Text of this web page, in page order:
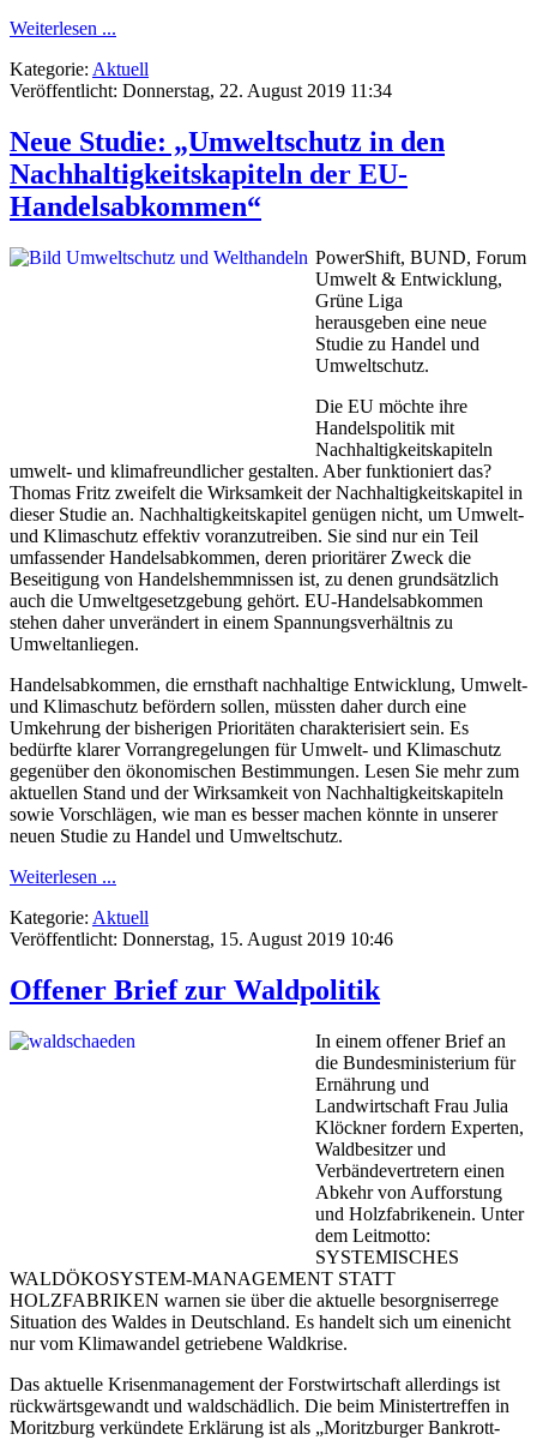
Weiterlesen ...
Kategorie: Aktuell
Veröffentlicht: Donnerstag, 22. August 2019 11:34
Neue Studie: „Umweltschutz in den
Nachhaltigkeitskapiteln der EU-
Handelsabkommen“
PowerShift, BUND, Forum
Umwelt & Entwicklung,
Grüne Liga
herausgeben eine neue
Studie zu Handel und
Umweltschutz.
Die EU möchte ihre
Handelspolitik mit
Nachhaltigkeitskapiteln
umwelt- und klimafreundlicher gestalten. Aber funktioniert das?
Thomas Fritz zweifelt die Wirksamkeit der Nachhaltigkeitskapitel in
dieser Studie an. Nachhaltigkeitskapitel genügen nicht, um Umwelt-
und Klimaschutz effektiv voranzutreiben. Sie sind nur ein Teil
umfassender Handelsabkommen, deren prioritärer Zweck die
Beseitigung von Handelshemmnissen ist, zu denen grundsätzlich
auch die Umweltgesetzgebung gehört. EU-Handelsabkommen
stehen daher unverändert in einem Spannungsverhältnis zu
Umweltanliegen.
Handelsabkommen, die ernsthaft nachhaltige Entwicklung, Umwelt-
und Klimaschutz befördern sollen, müssten daher durch eine
Umkehrung der bisherigen Prioritäten charakterisiert sein. Es
bedürfte klarer Vorrangregelungen für Umwelt- und Klimaschutz
gegenüber den ökonomischen Bestimmungen. Lesen Sie mehr zum
aktuellen Stand und der Wirksamkeit von Nachhaltigkeitskapiteln
sowie Vorschlägen, wie man es besser machen könnte in unserer
neuen Studie zu Handel und Umweltschutz.
Weiterlesen ...
Kategorie: Aktuell
Veröffentlicht: Donnerstag, 15. August 2019 10:46
Offener Brief zur Waldpolitik
In einem offener Brief an
die Bundesministerium für
Ernährung und
Landwirtschaft Frau Julia
Klöckner fordern Experten,
Waldbesitzer und
Verbändevertretern einen
Abkehr von Aufforstung
und Holzfabrikenein. Unter
dem Leitmotto:
SYSTEMISCHES
WALDÖKOSYSTEM-MANAGEMENT STATT
HOLZFABRIKEN warnen sie über die aktuelle besorgniserrege
Situation des Waldes in Deutschland. Es handelt sich um einenicht
nur vom Klimawandel getriebene Waldkrise.
Das aktuelle Krisenmanagement der Forstwirtschaft allerdings ist
rückwärtsgewandt und waldschädlich. Die beim Ministertreffen in
Moritzburg verkündete Erklärung ist als „Moritzburger Bankrott-